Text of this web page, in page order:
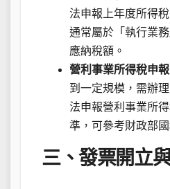
法申報上年度所得
通常屬於「執行業
應納稅額。
營利事業所得稅申報
到一定規模，需辦
法申報營利事業所
準，可參考財政部
三、發票開立